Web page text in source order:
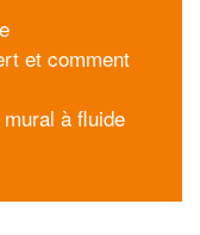
et comment
à fluide